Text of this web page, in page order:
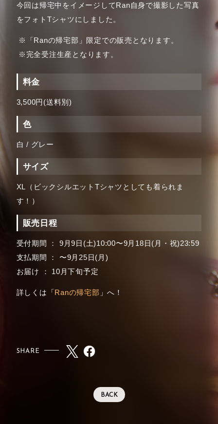
今回は帰宅中をイメージしてRan自身で撮影した写真
をフォトTシャツにしました。
「Ranの帰宅部」限定での販売となります。
完全受注生産となります。
料金
3,500円(送料別)
色
白 / グレー
サイズ
XL（ビックシルエットTシャツとしても着られま
す！）
販売日程
受付期間 ： 9月9日(土)10:00〜9月18日(月・祝)23:59
支払期間 ： 〜9月25日(月)
お届け ： 10月下旬予定
詳しくは「Ranの帰宅部 」へ！
SHARE
BACK